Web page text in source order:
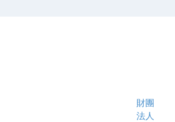
財團
法人